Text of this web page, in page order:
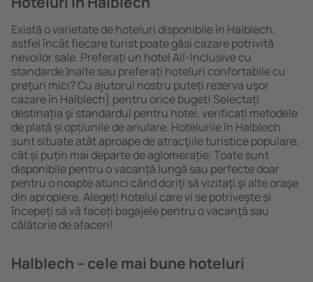
Există o varietate de hoteluri disponibile în Halblech,
astfel încât fiecare turist poate găsi cazare potrivită
nevoilor sale. Preferați un hotel All-Inclusive cu
standarde ȋnalte sau preferați hoteluri confortabile cu
preţuri mici? Cu ajutorul nostru puteți rezerva uşor
cazare în Halblech} pentru orice buget! Selectați
destinația şi standardul pentru hotel, verificați metodele
de plată și opțiunile de anulare. Hotelurile în Halblech
sunt situate atât aproape de atracţiile turistice populare,
cât și puțin mai departe de aglomerație. Toate sunt
disponibile pentru o vacanță lungă sau perfecte doar
pentru o noapte atunci când doriţi să vizitaţi şi alte oraşe
din apropiere. Alegeți hotelul care vi se potriveşte și
începeți să vă faceți bagajele pentru o vacanţă sau
călătorie de afaceri!
Halblech – cele mai bune hoteluri